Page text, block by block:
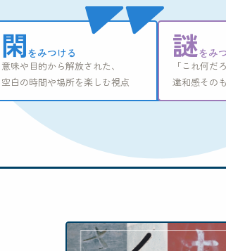
閑をみつける
意味や目的から解放された、
空白の時間や場所を楽しむ視点
→
謎をみ
「これ何だ
違和感その